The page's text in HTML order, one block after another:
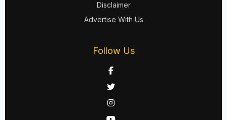
Disclaimer
Advertise With Us
Follow Us